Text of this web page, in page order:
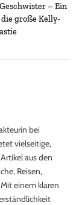
– Ein
große Kelly-
bei
vielseitige,
aus den
Reisen,
einem klaren